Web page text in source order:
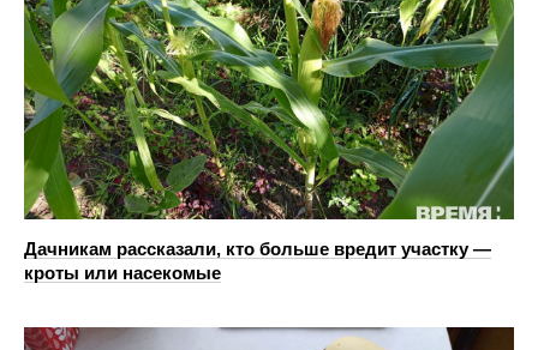
Дачникам рассказали, кто больше вредит участку —
кроты или насекомые